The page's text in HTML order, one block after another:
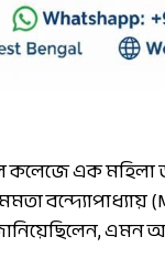
এক মহিলা
বন্দ্যোপাধ্যায়